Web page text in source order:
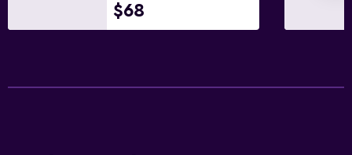
$68